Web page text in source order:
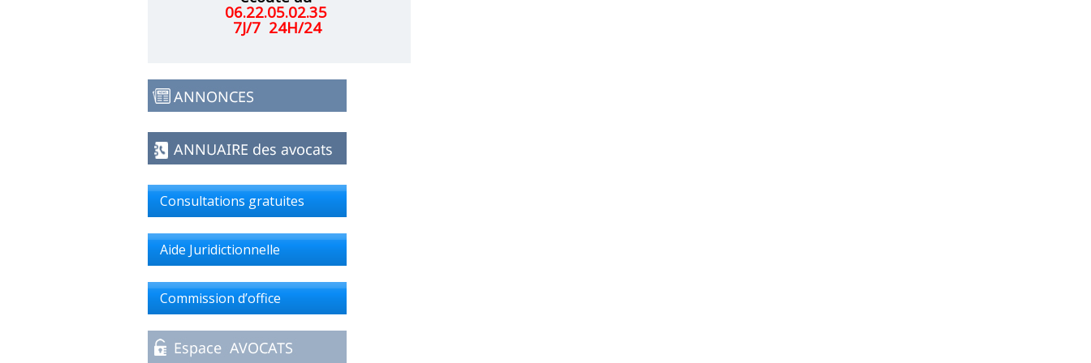
06.22.05.02.35
7J/7 24H/24
Consultations gratuites
Aide Juridictionnelle
Commission d’office